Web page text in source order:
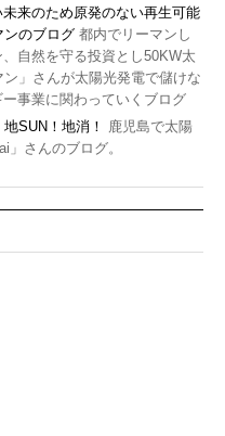
来のため原発のない再生可能
ンのブログ 都内でリーマンし
自然を守る投資とし50KW太
」さんが太陽光発電で儲けな
事業に関わっていくブログ
SUN！地消！
鹿児島で太陽
さんのブログ。